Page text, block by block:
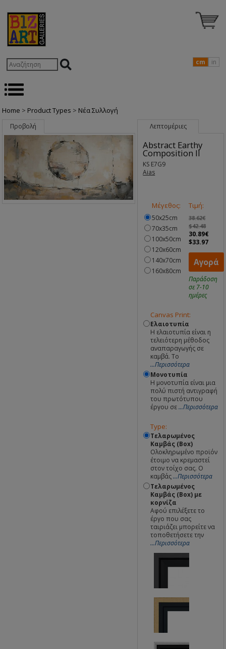
cm in
Home > Product Types > Nέα Συλλογή
Προβολή Λεπτομέριες
Abstract Earthy
Composition II
KS E7G9
Aias
Μέγεθος:
50x25cm
70x35cm
100x50cm
120x60cm
140x70cm
160x80cm
Τιμή:
38.62€
$42.48
30.89€
$33.97
Αγορά
Παράδοση
σε 7-10
ημέρες
Canvas Print:
Ελαιοτυπία
Η ελαιοτυπία είναι η
τελειότερη μέθοδος
αναπαραγωγής σε
καμβά. Το
...Περισσότερα
Μονοτυπία
Η μονοτυπία είναι μια
πολύ πιστή αντιγραφή
του πρωτότυπου
έργου σε...Περισσότερα
Type:
Τελαρωμένος
Καμβάς (Box)
Ολοκληρωμένο προϊόν
έτοιμο να κρεμαστεί
στον τοίχο σας. Ο
καμβάς...Περισσότερα
Τελαρωμένος
Καμβάς (Box) με
κορνίζα
Αφού επιλέξετε το
έργο που σας
ταιριάζει μπορείτε να
τοποθετήσετε την
...Περισσότερα